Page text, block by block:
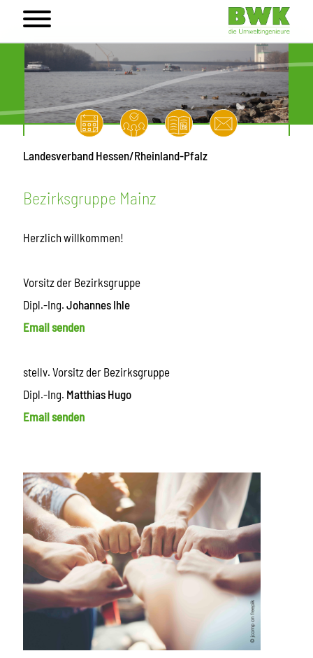
Landesverband Hessen/Rheinland-Pfalz
Bezirksgruppe Mainz
Herzlich willkommen!
Vorsitz der Bezirksgruppe
Dipl.-Ing. Johannes Ihle
Email senden
stellv. Vorsitz der Bezirksgruppe
Dipl.-Ing. Matthias Hugo
Email senden